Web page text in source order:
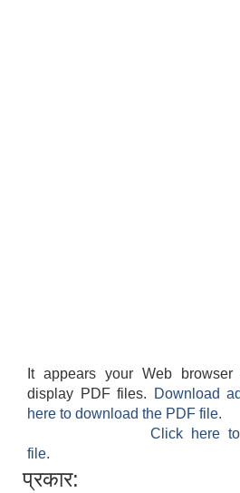
It appears your Web
display PDF files.
Download
here to download the PDF file.
Click here
file.
प्रकार: